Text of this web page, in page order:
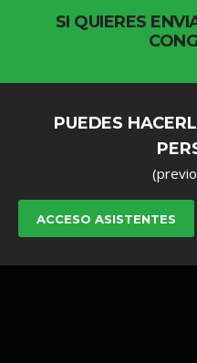
SI QUIERES
PUEDES
ACCESO ASISTENTES